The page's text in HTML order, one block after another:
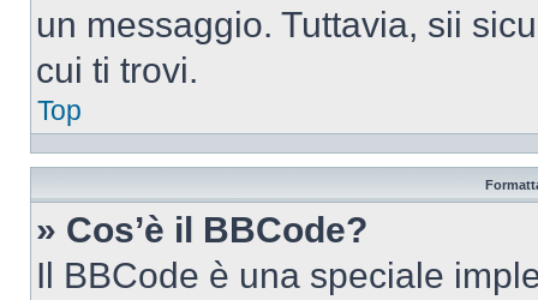
un messaggio. Tuttavia, sii
cui ti trovi.
Top
» Cos’è il BBCode?
Il BBCode è una speciale